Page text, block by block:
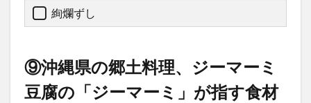
絢爛ずし
⑨沖縄県の郷土料理、ジーマーミ
豆腐の「ジーマーミ」が指す食材